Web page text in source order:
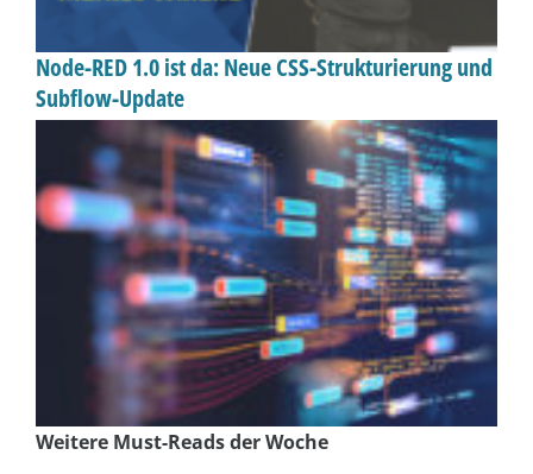
Node-RED 1.0 ist da: Neue CSS-Strukturierung und
Subflow-Update
Weitere Must-Reads der Woche